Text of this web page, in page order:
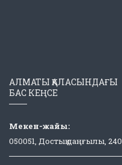
АЛМАТЫ ҚАЛАСЫНДАҒЫ
БАС КЕҢСЕ
Мекен-жайы:
050051, Достық даңғылы,